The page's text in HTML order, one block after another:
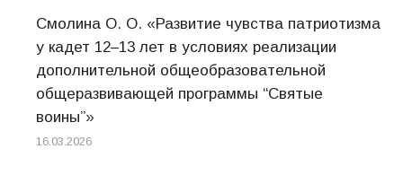
Смолина О. О. «Развитие чувства патриотизма
у кадет 12–13 лет в условиях реализации
дополнительной общеобразовательной
общеразвивающей программы “Святые
воины”»
16.03.2026